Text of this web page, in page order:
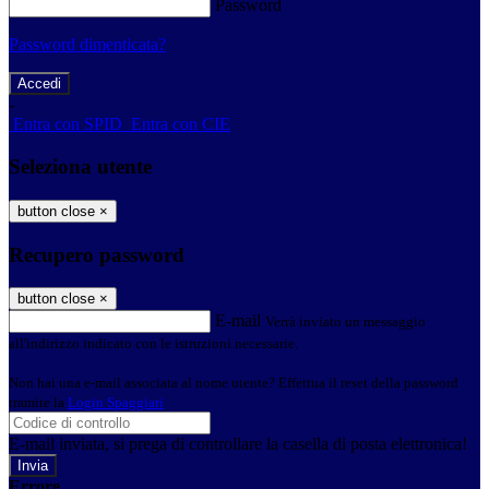
Password
Password dimenticata?
-
Entra con SPID Entra con CIE
Seleziona utente
button close ×
Recupero password
button close ×
E-mail Verrà inviato un messaggio
all'indirizzo indicato con le istruzioni necessarie.
Non hai una e-mail associata al nome utente? Effettua il reset della password
tramite la Login Spaggiari
E-mail inviata, si prega di controllare la casella di posta elettronica!